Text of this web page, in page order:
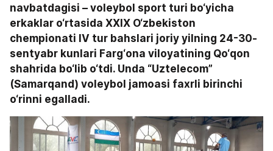
navbatdagisi – voleybol sport turi bo‘yicha
erkaklar o‘rtasida XXIX O‘zbekiston
chempionati IV tur bahslari joriy yilning 24-30-
sentyabr kunlari Farg‘ona viloyatining Qo‘qon
shahrida bo‘lib o‘tdi. Unda “Uztelecom”
(Samarqand) voleybol jamoasi faxrli birinchi
o‘rinni egalladi.